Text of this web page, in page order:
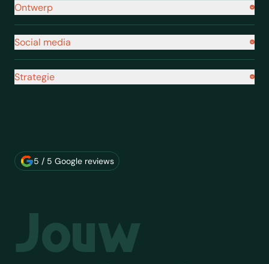
Ontwerp
Social media
Strategie
Over ons merk
5 / 5 Google reviews
Jouw